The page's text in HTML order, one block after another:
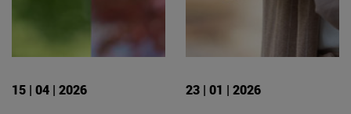
15 | 04 | 2026 23 | 01 | 2026